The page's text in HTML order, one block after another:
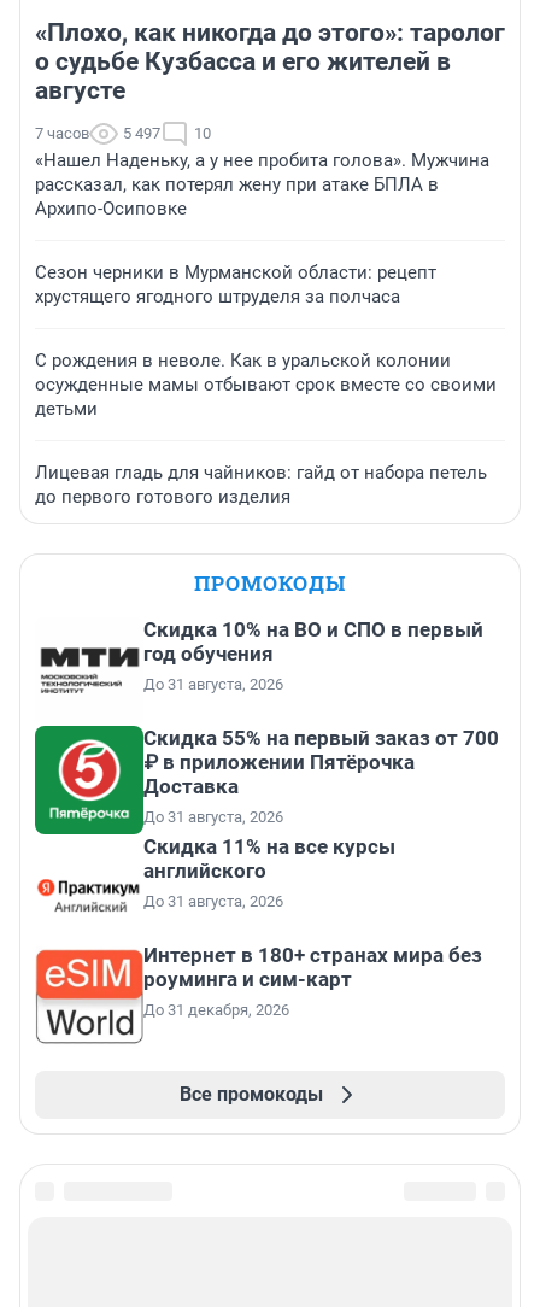
«Плохо, как никогда до этого»: таролог
о судьбе Кузбасса и его жителей в
августе
7 часов 5 497 10
«Нашел Наденьку, а у нее пробита голова». Мужчина
рассказал, как потерял жену при атаке БПЛА в
Архипо-Осиповке
Сезон черники в Мурманской области: рецепт
хрустящего ягодного штруделя за полчаса
С рождения в неволе. Как в уральской колонии
осужденные мамы отбывают срок вместе со своими
детьми
Лицевая гладь для чайников: гайд от набора петель
до первого готового изделия
ПРОМОКОДЫ
Скидка 10% на ВО и СПО в первый
год обучения
До 31 августа, 2026
Скидка 55% на первый заказ от 700
₽ в приложении Пятёрочка
Доставка
До 31 августа, 2026
Скидка 11% на все курсы
английского
До 31 августа, 2026
Интернет в 180+ странах мира без
роуминга и сим-карт
До 31 декабря, 2026
Все промокоды